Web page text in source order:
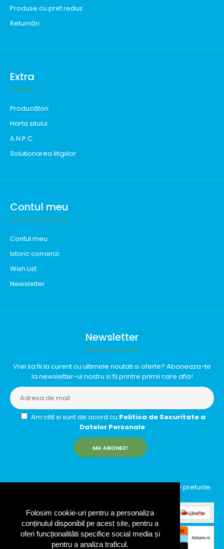
Folosim cookie-uri pentru a personaliza
conținutul disponibil pe acest site, pentru a
oferi funcționalităti specifice social media și
pentru a analiza traficul.
Produse cu pret redus
Returnări
Extra
Producători
Harta sitului
A.N.P.C.
Solutionarea litigiilor
Contul meu
Contul meu
Istoric comenzi
Wish List
Newsletter
Newsletter
Vrei sa fii la curent cu ultimele noutati si oferte? Aboneaza-te
la newsletter-ul nostru si fii printre primii care afla!
Am citit si sunt de acord cu Politica de Securitate a
Datelor Personale
MA ABONEZ!
InfinityRun © 2026 Toate drepturile rezervate | Toate preturile